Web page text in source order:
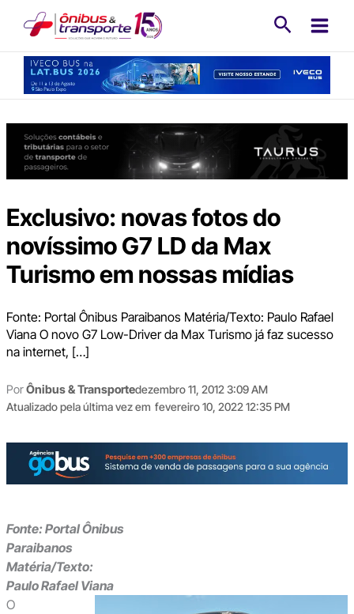
conteúdo
Exclusivo: novas fotos do
novíssimo G7 LD da Max
Turismo em nossas mídias
Fonte: Portal Ônibus Paraibanos Matéria/Texto: Paulo Rafael
Viana O novo G7 Low-Driver da Max Turismo já faz sucesso
na internet, […]
PorÔnibus & Transportedezembro 11, 2012 3:09 AM
Atualizado pela última vez em fevereiro 10, 2022 12:35 PM
Fonte: Portal Ônibus
Paraibanos
Matéria/Texto:
Paulo Rafael Viana
O